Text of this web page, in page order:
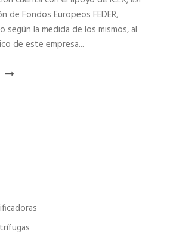
de Fondos Europeos FEDER,
la medida de los mismos, al
de este empresa...